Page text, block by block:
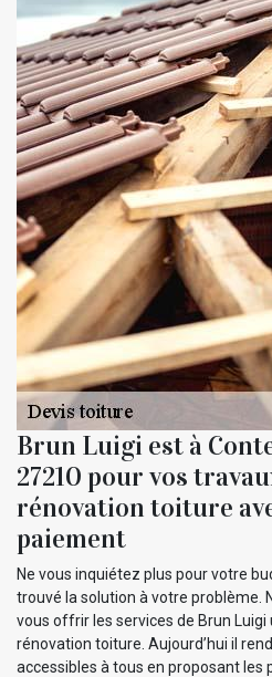
Brun Luigi est à
27210 pour vos
rénovation toiture
paiement
Ne vous inquiétez plus pour votre
trouvé la solution à votre problème.
vous offrir les services de Brun Luigi
rénovation toiture. Aujourd’hui il
accessibles à tous en proposant les